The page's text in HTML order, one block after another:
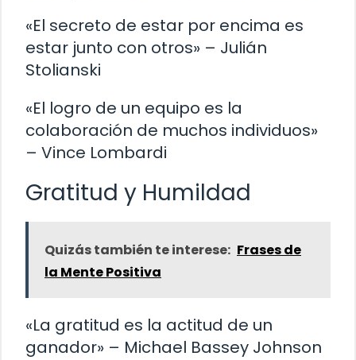
«El secreto de estar por encima es
estar junto con otros» – Julián
Stolianski
«El logro de un equipo es la
colaboración de muchos individuos»
– Vince Lombardi
Gratitud y Humildad
Quizás también te interese: Frases de
la Mente Positiva
«La gratitud es la actitud de un
ganador» – Michael Bassey Johnson